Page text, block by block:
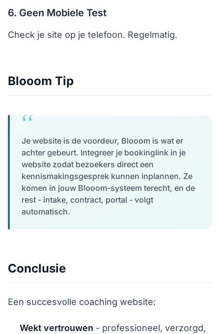
6. Geen Mobiele Test
Check je site op je telefoon. Regelmatig.
Blooom Tip
Je website is de voordeur, Blooom is wat er
achter gebeurt. Integreer je bookinglink in je
website zodat bezoekers direct een
kennismakingsgesprek kunnen inplannen. Ze
komen in jouw Blooom-systeem terecht, en de
rest - intake, contract, portal - volgt
automatisch.
Conclusie
Een succesvolle coaching website:
Wekt vertrouwen - professioneel, verzorgd,